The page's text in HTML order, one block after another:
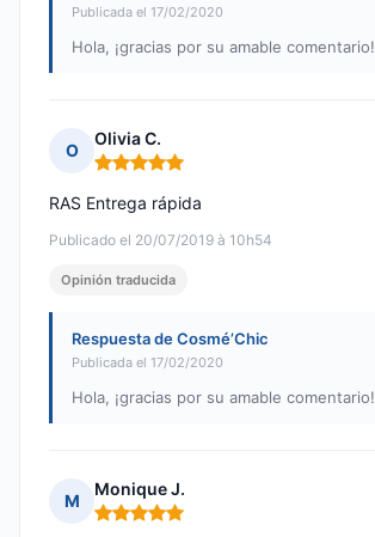
Publicada el 17/02/2020
Hola, ¡gracias por su amable comentario!
O
Olivia C.
Nota: 5 de 5
Publicado el 20/07/2019 à 10h54
RAS Entrega rápida
Opinión traducida
Respuesta de Cosmé’Chic
Publicada el 17/02/2020
Hola, ¡gracias por su amable comentario!
M
Monique J.
Nota: 5 de 5